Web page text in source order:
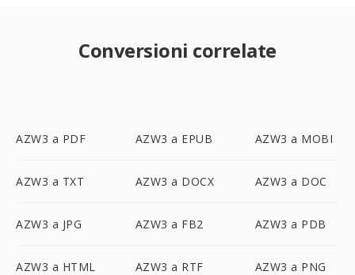
Conversioni correlate
AZW3 a PDF AZW3 a EPUB AZW3 a MOBI
AZW3 a TXT AZW3 a DOCX AZW3 a DOC
AZW3 a JPG AZW3 a FB2 AZW3 a PDB
AZW3 a HTML AZW3 a RTF AZW3 a PNG